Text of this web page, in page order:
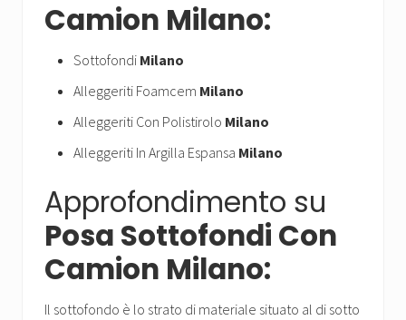
Camion Milano:
Sottofondi Milano
Alleggeriti Foamcem Milano
Alleggeriti Con Polistirolo Milano
Alleggeriti In Argilla Espansa Milano
Approfondimento su
Posa Sottofondi Con
Camion Milano:
Il sottofondo è lo strato di materiale situato al di sotto